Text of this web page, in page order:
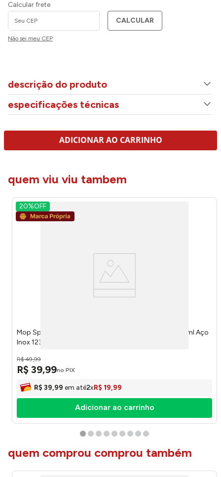
Calcular frete
CALCULAR
Não sei meu CEP
descrição do produto
especificações técnicas
ADICIONAR AO CARRINHO
quem viu viu tambem
20%OFF
Mop Spray Moderna Com Refil Extra Reservatório 350ml Aço
Inox 123x37,5x9,5cm LM1545 - honeyhome
R$ 49,99
R$ 39,99no PIX
R$ 39,99 em até2xR$ 19,99
Adicionar ao carrinho
quem comprou comprou também